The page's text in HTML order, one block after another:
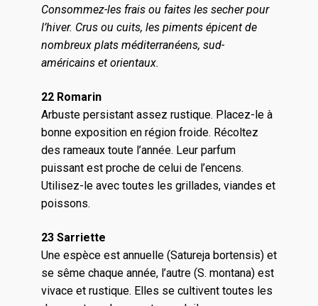
Consommez-les frais ou faites les secher pour
l’hiver. Crus ou cuits, les piments épicent de
nombreux plats méditerranéens, sud-
américains et orientaux.
22 Romarin
Arbuste persistant assez rustique. Placez-le à
bonne exposition en région froide. Récoltez
des rameaux toute l’année. Leur parfum
puissant est proche de celui de l’encens.
Utilisez-le avec toutes les grillades, viandes et
poissons.
23 Sarriette
Une espèce est annuelle (Satureja bortensis) et
se sême chaque année, l’autre (S. montana) est
vivace et rustique. Elles se cultivent toutes les